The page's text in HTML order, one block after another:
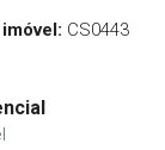
CS0443